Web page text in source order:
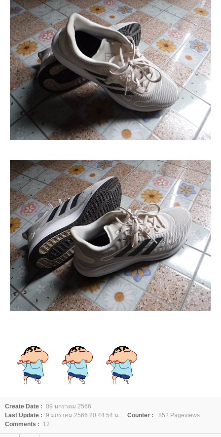
Create Date : 09 มกราคม 2566
Last Update : 9 มกราคม 2566 20:44:54 น. Counter :
852 Pageviews.
Comments :
12